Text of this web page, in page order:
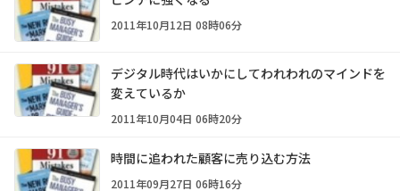
2011年10月12日 08時06分
デジタル時代はいかにしてわれわれのマインドを
変えているか
2011年10月04日 06時20分
時間に追われた顧客に売り込む方法
2011年09月27日 06時16分